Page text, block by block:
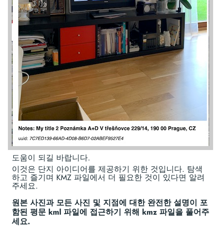
도움이 되길 바랍니다.
이것은 단지 아이디어를 제공하기 위한 것입니다. 탐색
하고 즐기며 KMZ 파일에서 더 필요한 것이 있다면 알려
주세요.
원본 사진과 모든 사진 및 지점에 대한 완전한 설명이 포
함된 평문 kml 파일에 접근하기 위해 kmz 파일을 풀어주
세요.